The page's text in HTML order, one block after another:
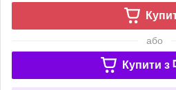
або
Купити з